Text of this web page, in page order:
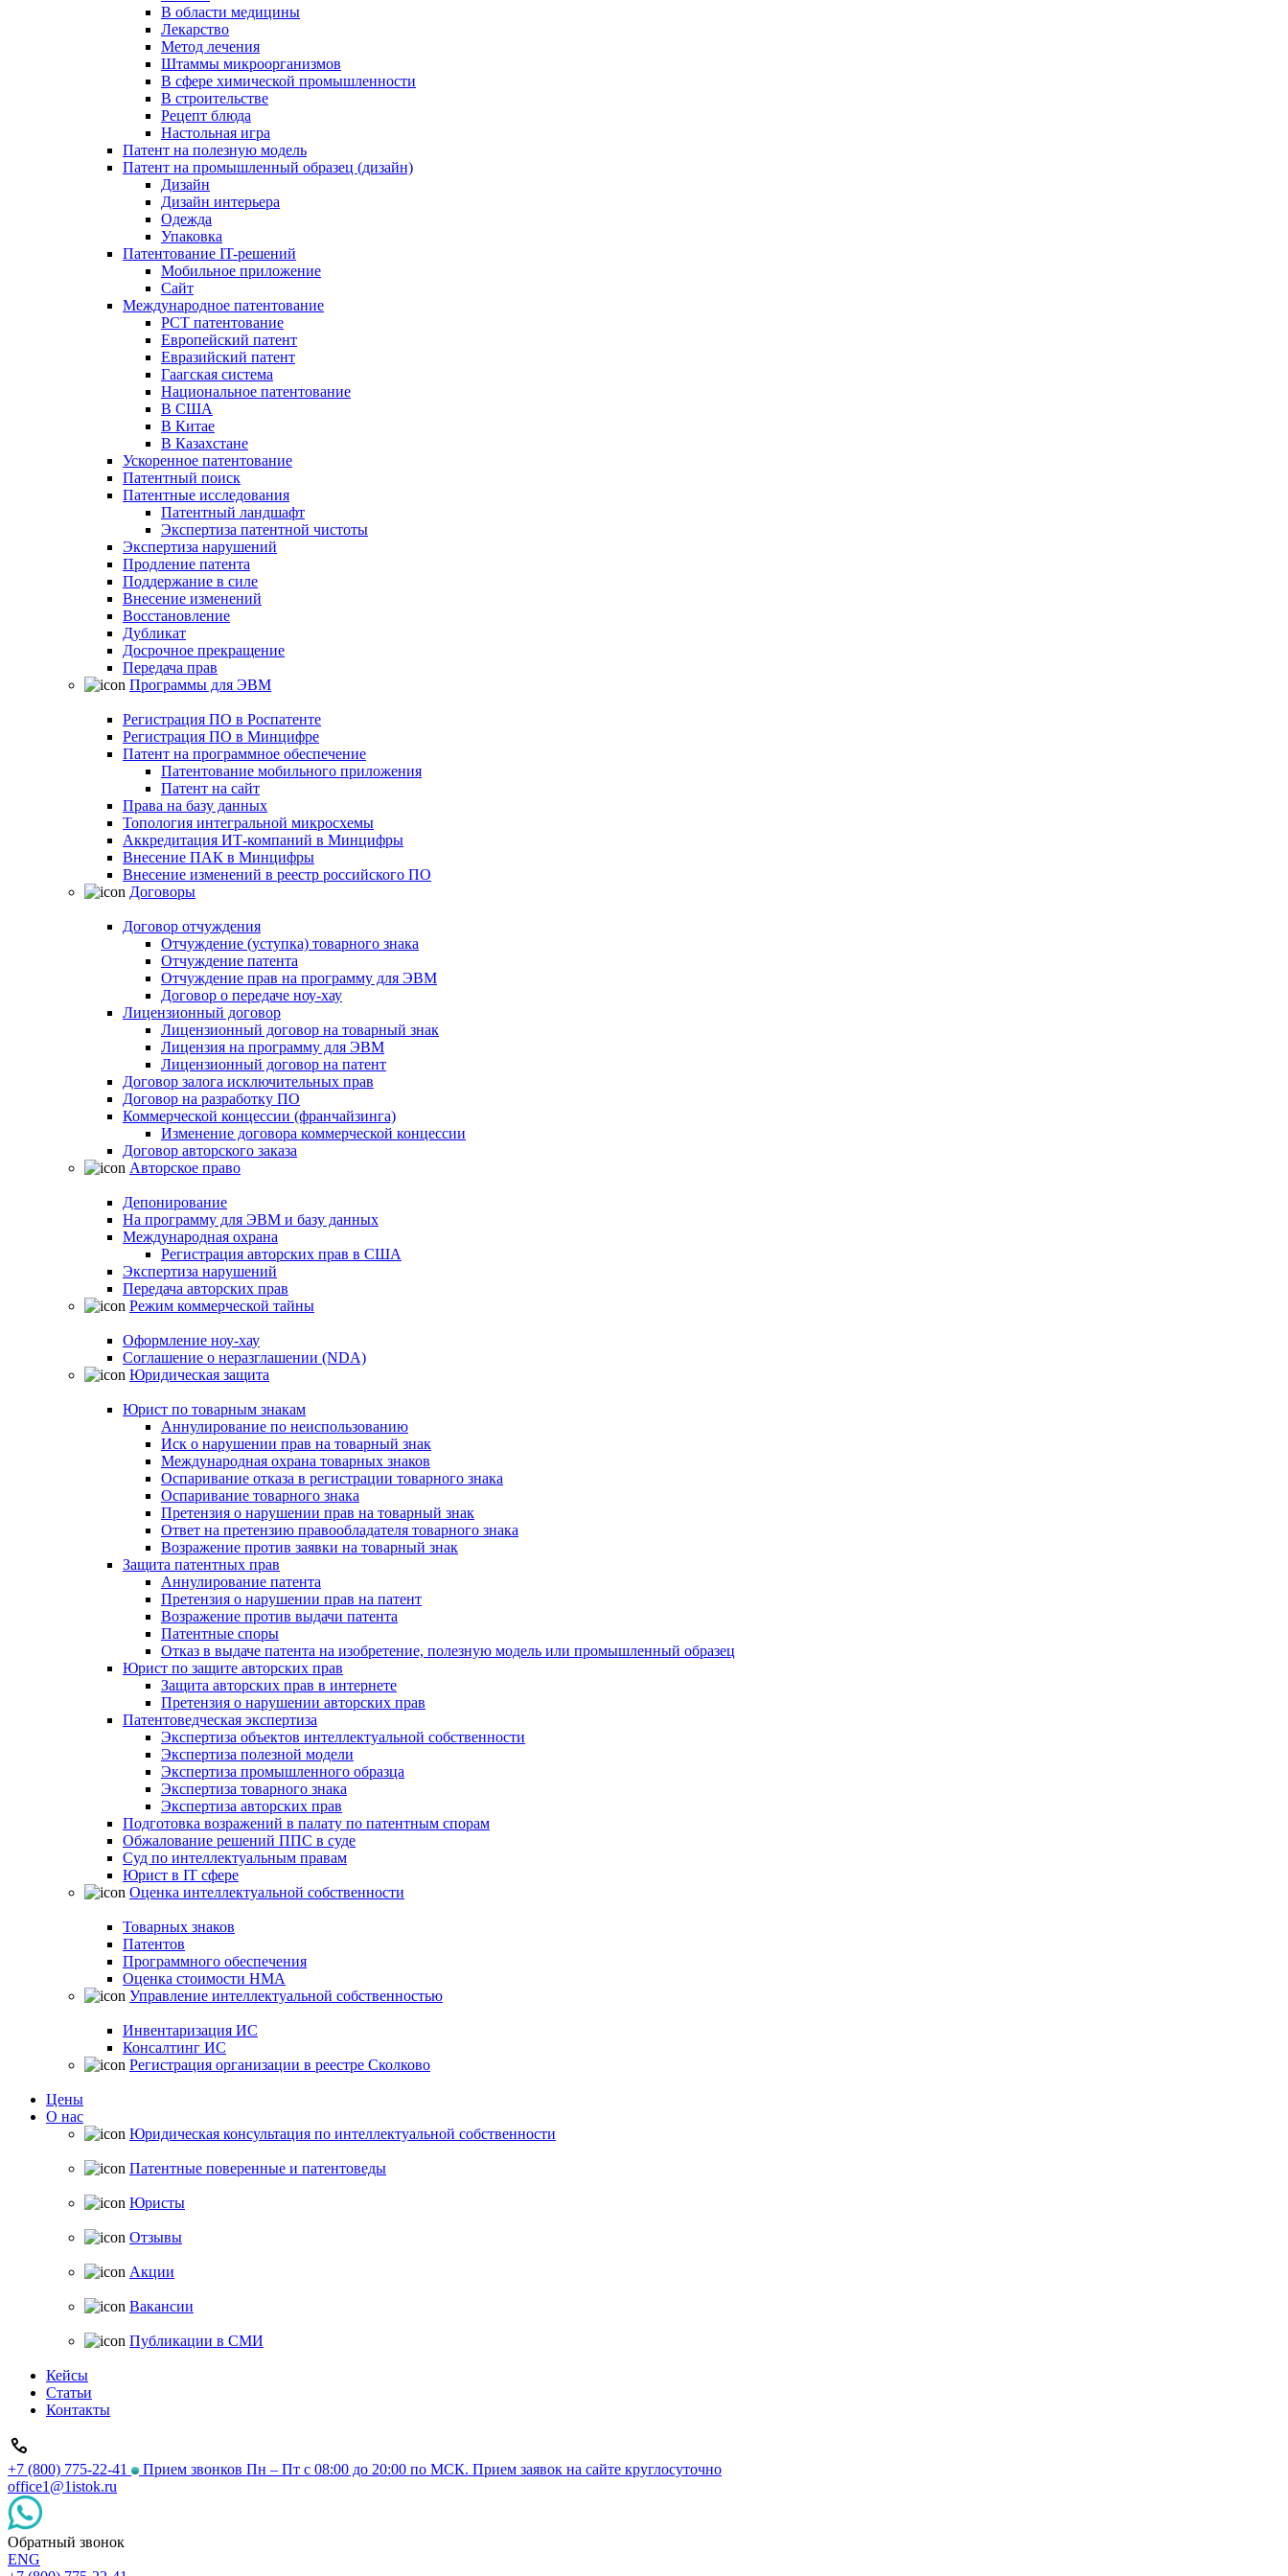
В области медицины
Лекарство
Метод лечения
Штаммы микроорганизмов
В сфере химической промышленности
В строительстве
Рецепт блюда
Настольная игра
Патент на полезную модель
Патент на промышленный образец (дизайн)
Дизайн
Дизайн интерьера
Одежда
Упаковка
Патентование IT-решений
Мобильное приложение
Сайт
Международное патентование
PCT патентование
Европейский патент
Евразийский патент
Гаагская система
Национальное патентование
В США
В Китае
В Казахстане
Ускоренное патентование
Патентный поиск
Патентные исследования
Патентный ландшафт
Экспертиза патентной чистоты
Экспертиза нарушений
Продление патента
Поддержание в силе
Внесение изменений
Восстановление
Дубликат
Досрочное прекращение
Передача прав
Программы для ЭВМ
Регистрация ПО в Роспатенте
Регистрация ПО в Минцифре
Патент на программное обеспечение
Патентование мобильного приложения
Патент на сайт
Права на базу данных
Топология интегральной микросхемы
Аккредитация ИТ-компаний в Минцифры
Внесение ПАК в Минцифры
Внесение изменений в реестр российского ПО
Договоры
Договор отчуждения
Отчуждение (уступка) товарного знака
Отчуждение патента
Отчуждение прав на программу для ЭВМ
Договор о передаче ноу-хау
Лицензионный договор
Лицензионный договор на товарный знак
Лицензия на программу для ЭВМ
Лицензионный договор на патент
Договор залога исключительных прав
Договор на разработку ПО
Коммерческой концессии (франчайзинга)
Изменение договора коммерческой концессии
Договор авторского заказа
Авторское право
Депонирование
На программу для ЭВМ и базу данных
Международная охрана
Регистрация авторских прав в США
Экспертиза нарушений
Передача авторских прав
Режим коммерческой тайны
Оформление ноу-хау
Соглашение о неразглашении (NDA)
Юридическая защита
Юрист по товарным знакам
Аннулирование по неиспользованию
Иск о нарушении прав на товарный знак
Международная охрана товарных знаков
Оспаривание отказа в регистрации товарного знака
Оспаривание товарного знака
Претензия о нарушении прав на товарный знак
Ответ на претензию правообладателя товарного знака
Возражение против заявки на товарный знак
Защита патентных прав
Аннулирование патента
Претензия о нарушении прав на патент
Возражение против выдачи патента
Патентные споры
Отказ в выдаче патента на изобретение, полезную модель или промышленный образец
Юрист по защите авторских прав
Защита авторских прав в интернете
Претензия о нарушении авторских прав
Патентоведческая экспертиза
Экспертиза объектов интеллектуальной собственности
Экспертиза полезной модели
Экспертиза промышленного образца
Экспертиза товарного знака
Экспертиза авторских прав
Подготовка возражений в палату по патентным спорам
Обжалование решений ППС в суде
Суд по интеллектуальным правам
Юрист в IT сфере
Оценка интеллектуальной собственности
Товарных знаков
Патентов
Программного обеспечения
Оценка стоимости НМА
Управление интеллектуальной собственностью
Инвентаризация ИС
Консалтинг ИС
Регистрация организации в реестре Сколково
Цены
О нас
Юридическая консультация по интеллектуальной собственности
Патентные поверенные и патентоведы
Юристы
Отзывы
Акции
Вакансии
Публикации в СМИ
Кейсы
Статьи
Контакты
+7 (800) 775-22-41
Прием звонков Пн – Пт с 08:00 до 20:00 по МСК. Прием заявок на сайте круглосуточно
office1@1istok.ru
Обратный звонок
ENG